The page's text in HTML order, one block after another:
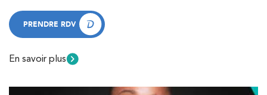
PRENDRE RDV
En savoir plus